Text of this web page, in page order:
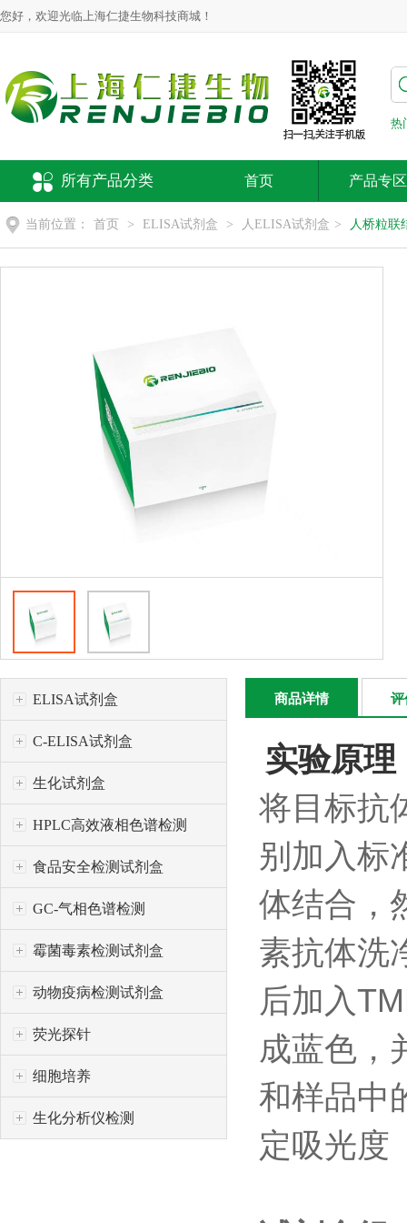
您好，欢迎光临上海仁捷生物科技商城！
热
所有产品分类 首页 产品专区
当前位置： 首页 > ELISA试剂盒 > 人ELISA试剂盒 > 人桥粒联
ELISA试剂盒
C-ELISA试剂盒
生化试剂盒
HPLC高效液相色谱检测
食品安全检测试剂盒
GC-气相色谱检测
霉菌毒素检测试剂盒
动物疫病检测试剂盒
荧光探针
细胞培养
生化分析仪检测
商品详情 评
实验原理
将目标抗
别加入标
体结合，
素抗体洗
后加入
成蓝色，
和样品中
定吸光度